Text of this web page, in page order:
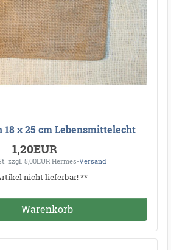
18 x 25 cm Lebensmittelecht
1,20EUR
zzgl. 5,00EUR Hermes-Versand
nicht lieferbar! **
Warenkorb